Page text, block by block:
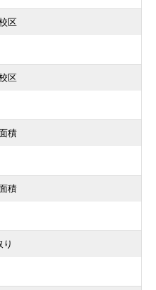
区
区
積
積
り